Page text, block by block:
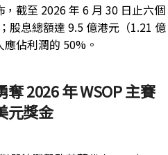
截至 2026 年 6 月 30 日止六個
股息總額達 9.5 億港元（1.21 億
佔利潤的 50%。
2026 年 WSOP 主賽
元獎金